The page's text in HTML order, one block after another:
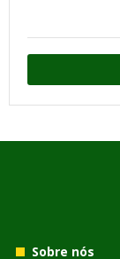
Sobre nós